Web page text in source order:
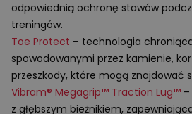
odpowiednią ochronę stawów
treningów.
Toe Protect – technologia
spowodowanymi przez kamienie,
przeszkody, które mogą znajdować
Vibram® Megagrip™ Traction Lug™
z głębszym bieżnikiem,